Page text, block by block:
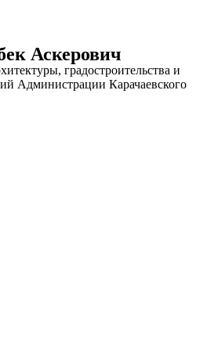
Аскерович
градостроительства и
Администрации Карачаевского